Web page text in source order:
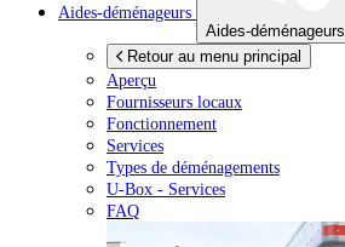
Aides-déménageurs
Aides-déménageurs
Retour au menu principal
Aperçu
Fournisseurs locaux
Fonctionnement
Services
Types de déménagements
U-Box - Services
FAQ